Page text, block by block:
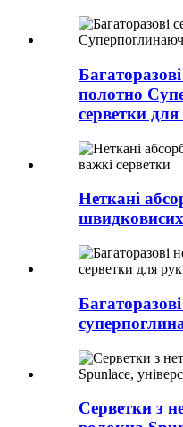
полотно
серветки
Неткані
Серветки з